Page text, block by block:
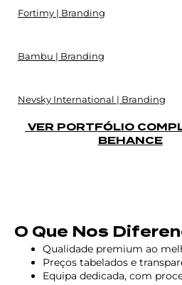
Fortimy | Branding
Bambu | Branding
Nevsky International | Branding
VER PORTFÓLIO
BEHANCE
O Que Nos
Qualidade premium ao
Preços tabelados e
Equipa dedicada, com